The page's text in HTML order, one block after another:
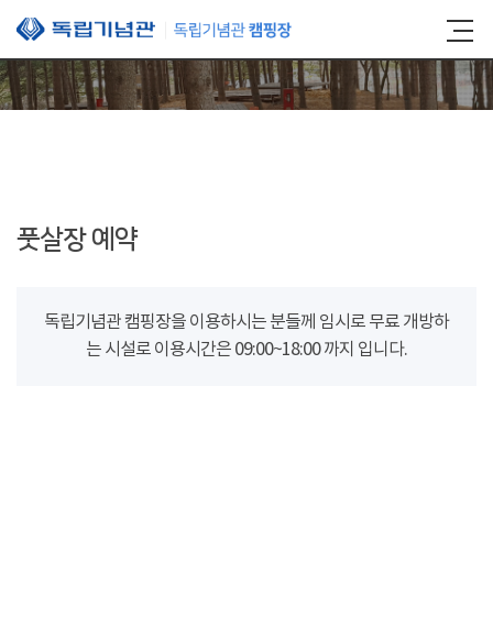
본문 바로가기
풋살장 예약
독립기념관 캠핑장을 이용하시는 분들께 임시로 무료 개방하
는 시설로 이용시간은 09:00~18:00 까지 입니다.